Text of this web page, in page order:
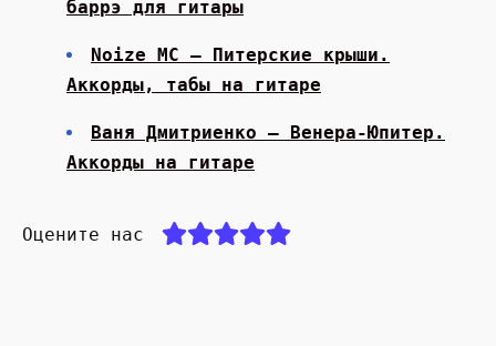
баррэ для гитары
Noize MC — Питерские крыши.
Аккорды, табы на гитаре
Ваня Дмитриенко — Венера-Юпитер.
Аккорды на гитаре
Оцените нас